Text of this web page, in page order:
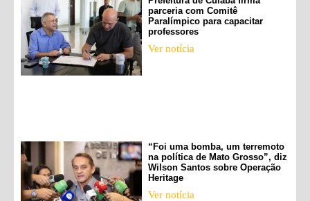
parceria com Comitê
Paralímpico para capacitar
professores
Ver notícia
“Foi uma bomba, um terremoto
na política de Mato Grosso”, diz
Wilson Santos sobre Operação
Heritage
Ver notícia